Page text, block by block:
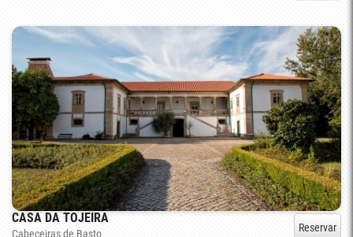
CASA DA TOJEIRA
Cabeceiras de Basto Reservar